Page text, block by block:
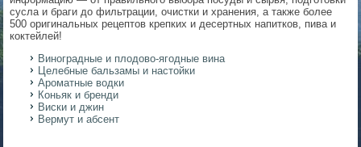
сусла и браги до фильтрации, очистки и хранения, а также более
500 оригинальных рецептов крепких и десертных напитков, пива и
коктейлей!
Виноградные и плодово-ягодные вина
Целебные бальзамы и настойки
Ароматные водки
Коньяк и бренди
Виски и джин
Вермут и абсент
▼